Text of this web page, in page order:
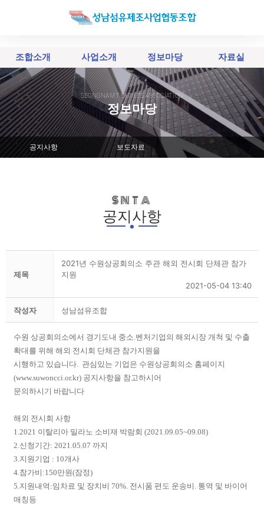
조합소개 사업소개 정보마당 자료실
SEONGNAM TEXTILES ASSOCIATION
정보마당
공지사항 보도자료
SNTA
공지사항
.
제목
2021년 수원상공회의소 주관 해외 전시회 단체관 참가
지원
2021-05-04 13:40
작성자 성남섬유조합
수원 상공회의소에서 경기도내 중소.벤처기업의 해외시장 개척 및 수출
확대를 위해 해외 전시회 단체관 참가지원을
시행하고 있습니다. 관심있는 기업은 수원상공회의소 홈페이지
(www.suwoncci.or.kr) 공지사항을 참고하시어
문의하시기 바랍니다
해외 전시회 사항
1.2021 이탈리아 밀라노 소비재 박람회 (2021.09.05~09.08)
2.신청기간: 2021.05.07 까지
3.지원기업 : 10개사
4.참가비:150만원(잠정)
5.지원내역:임차료 및 장치비 70%. 전시품 편도 운송비. 통역 및 바이어
매칭등